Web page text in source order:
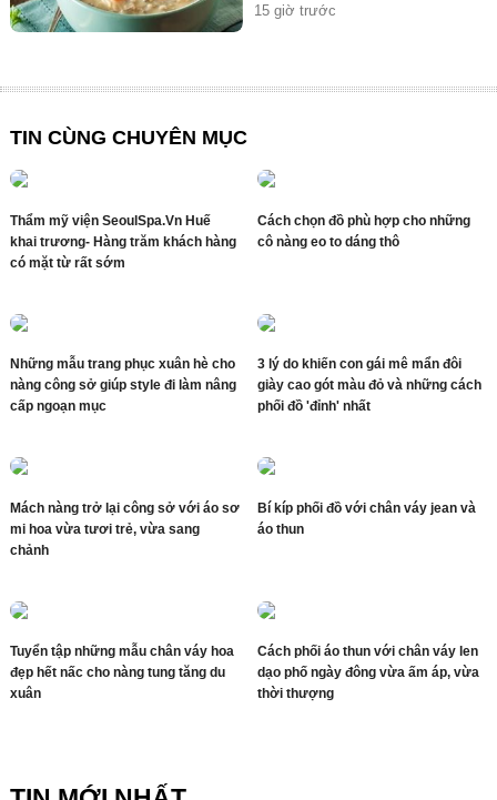
15 giờ trước
TIN CÙNG CHUYÊN MỤC
Thẩm mỹ viện SeoulSpa.Vn Huế
khai trương- Hàng trăm khách hàng
có mặt từ rất sớm
Cách chọn đồ phù hợp cho những
cô nàng eo to dáng thô
Những mẫu trang phục xuân hè cho
nàng công sở giúp style đi làm nâng
cấp ngoạn mục
3 lý do khiến con gái mê mẩn đôi
giày cao gót màu đỏ và những cách
phối đồ 'đỉnh' nhất
Mách nàng trở lại công sở với áo sơ
mi hoa vừa tươi trẻ, vừa sang
chảnh
Bí kíp phối đồ với chân váy jean và
áo thun
Tuyển tập những mẫu chân váy hoa
đẹp hết nấc cho nàng tung tăng du
xuân
Cách phối áo thun với chân váy len
dạo phố ngày đông vừa ấm áp, vừa
thời thượng